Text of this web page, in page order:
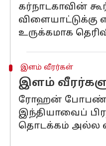
கர்நாடகாவின்
விளையாட்டுக்கு
உருக்கமாக
இளம் வீரர்கள்
இளம்
ரோஹன் போபண்ணா
இந்தியாவைப்
தொடக்கம் அல்ல